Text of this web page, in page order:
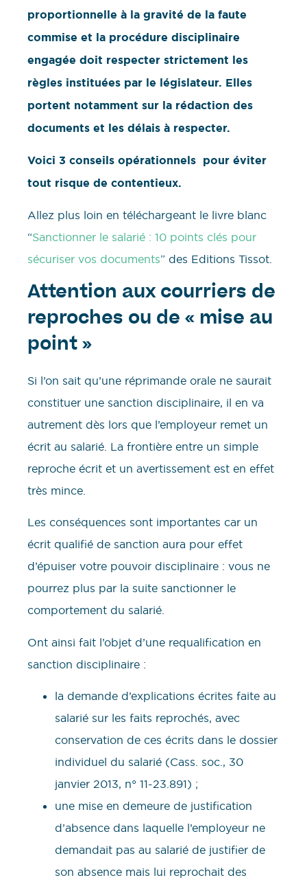
proportionnelle à la gravité de la faute
commise et la procédure disciplinaire
engagée doit respecter strictement les
règles instituées par le législateur. Elles
portent notamment sur la rédaction des
documents et les délais à respecter.
Voici 3 conseils opérationnels pour éviter
tout risque de contentieux.
Allez plus loin en téléchargeant le livre blanc
“Sanctionner le salarié : 10 points clés pour
sécuriser vos documents” des Editions Tissot.
Attention aux courriers de
reproches ou de « mise au
point »
Si l’on sait qu’une réprimande orale ne saurait
constituer une sanction disciplinaire, il en va
autrement dès lors que l’employeur remet un
écrit au salarié. La frontière entre un simple
reproche écrit et un avertissement est en effet
très mince.
Les conséquences sont importantes car un
écrit qualifié de sanction aura pour effet
d’épuiser votre pouvoir disciplinaire : vous ne
pourrez plus par la suite sanctionner le
comportement du salarié.
Ont ainsi fait l’objet d’une requalification en
sanction disciplinaire :
la demande d’explications écrites faite au
salarié sur les faits reprochés, avec
conservation de ces écrits dans le dossier
individuel du salarié (Cass. soc., 30
janvier 2013, n° 11-23.891) ;
une mise en demeure de justification
d’absence dans laquelle l’employeur ne
demandait pas au salarié de justifier de
son absence mais lui reprochait des